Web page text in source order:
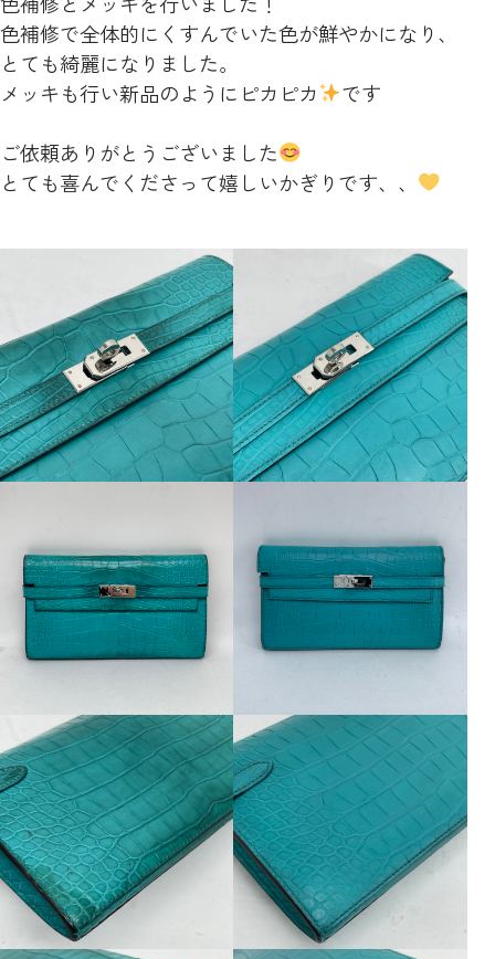
色補修で全体的にくすんでいた色が鮮やかになり、
とても綺麗になりました。
メッキも行い新品のようにピカピカ
です
ご依頼ありがとうございました
とても喜んでくださって嬉しいかぎりです、、